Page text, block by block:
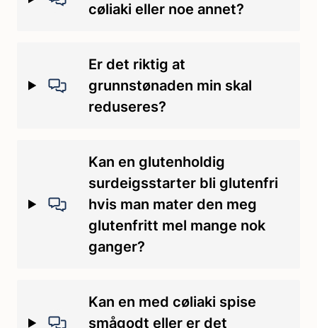
cøliaki eller noe annet?
Er det riktig at
grunnstønaden min skal
reduseres?
Kan en glutenholdig
surdeigsstarter bli glutenfri
hvis man mater den meg
glutenfritt mel mange nok
ganger?
Kan en med cøliaki spise
smågodt eller er det